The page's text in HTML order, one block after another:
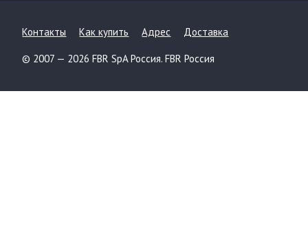
Контакты Как купить Адрес Доставка
© 2007 — 2026 FBR SpA Россия. FBR Россия